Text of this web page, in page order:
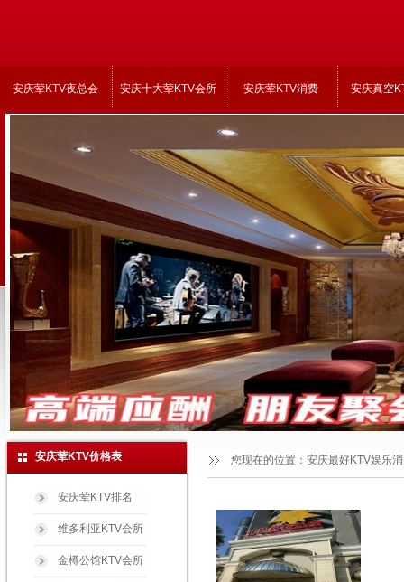
安庆荤KTV夜总会 安庆十大荤KTV会所 安庆荤KTV消费 安庆真空
安庆荤KTV价格表
安庆荤KTV排名
维多利亚KTV会所
金樽公馆KTV会所
您现在的位置： 安庆最好KTV娱乐